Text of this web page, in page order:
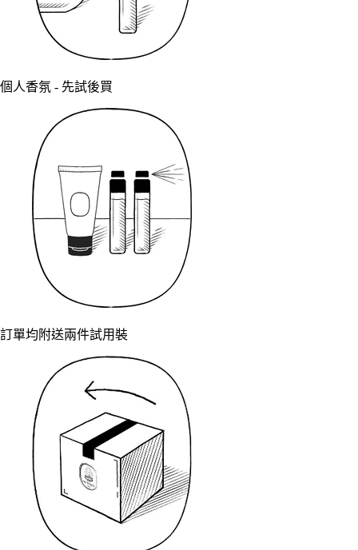
個人香氛 - 先試後買
訂單均附送兩件試用裝